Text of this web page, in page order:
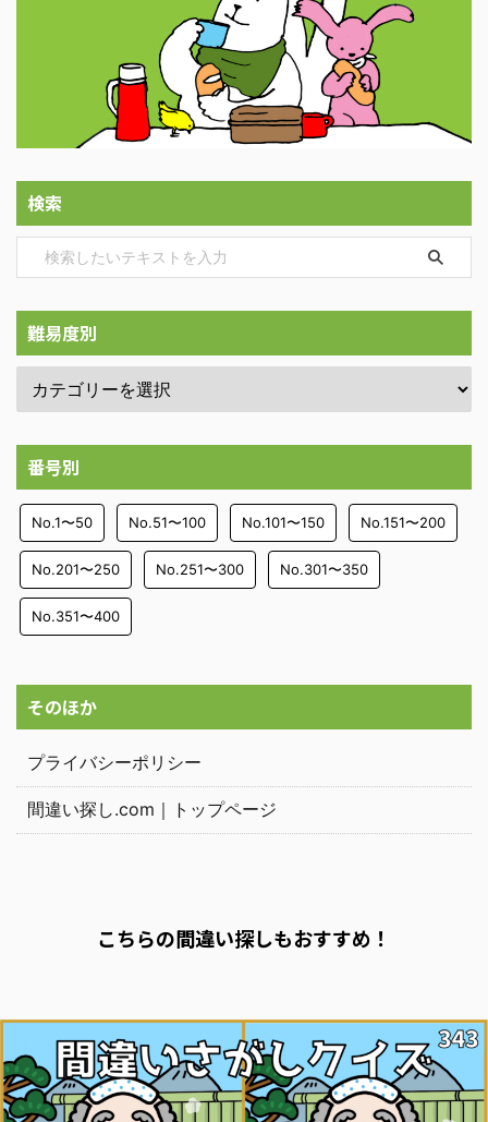
検索
難易度別
番号別
No.1〜50 No.51〜100 No.101〜150 No.151〜200
No.201〜250 No.251〜300 No.301〜350
No.351〜400
そのほか
プライバシーポリシー
間違い探し.com｜トップページ
こちらの間違い探しもおすすめ！